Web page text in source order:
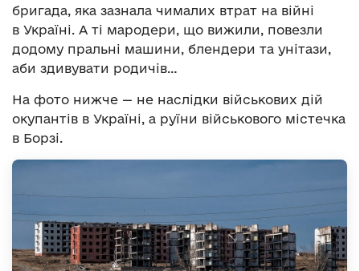
бригада, яка зазнала чималих втрат на війні
в Україні. А ті мародери, що вижили, повезли
додому пральні машини, блендери та унітази,
аби здивувати родичів…
На фото нижче — не наслідки військових дій
окупантів в Україні, а руїни військового містечка
в Борзі.